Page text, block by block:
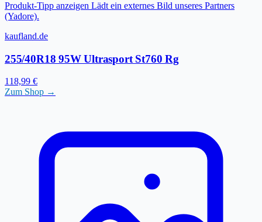
Produkt-Tipp anzeigen Lädt ein externes Bild unseres Partners
(Yadore).
kaufland.de
255/40R18 95W Ultrasport St760 Rg
118,99 €
Zum Shop →